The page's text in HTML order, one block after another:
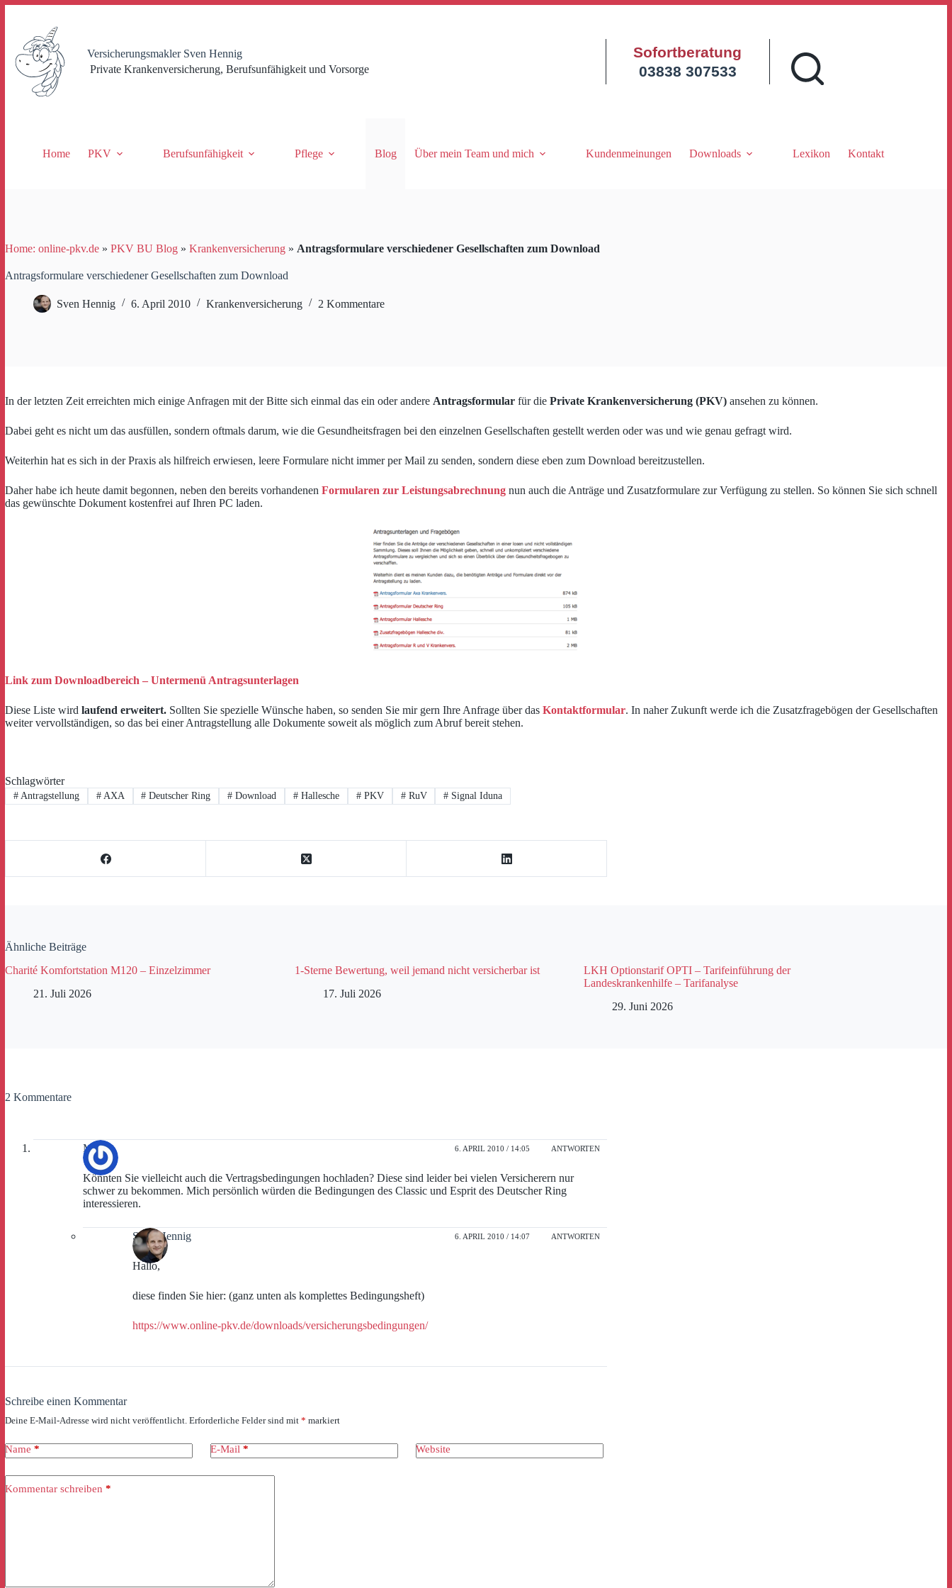
springen
Versicherungsmakler Sven Hennig
Private Krankenversicherung, Berufsunfähigkeit und Vorsorge
Sofortberatung
03838 307533
Home PKV Berufsunfähigkeit Pflege Blog Über mein Team und mich Kundenmeinungen Downloads Lexikon Kontakt
Home: online-pkv.de » PKV BU Blog » Krankenversicherung » Antragsformulare verschiedener Gesellschaften zum Download
Antragsformulare verschiedener Gesellschaften zum Download
Sven Hennig 6. April 2010 Krankenversicherung 2 Kommentare
In der letzten Zeit erreichten mich einige Anfragen mit der Bitte sich einmal das ein oder andere Antragsformular für die Private Krankenversicherung (PKV) ansehen zu können.
Dabei geht es nicht um das ausfüllen, sondern oftmals darum, wie die Gesundheitsfragen bei den einzelnen Gesellschaften gestellt werden oder was und wie genau gefragt wird.
Weiterhin hat es sich in der Praxis als hilfreich erwiesen, leere Formulare nicht immer per Mail zu senden, sondern diese eben zum Download bereitzustellen.
Daher habe ich heute damit begonnen, neben den bereits vorhandenen Formularen zur Leistungsabrechnung nun auch die Anträge und Zusatzformulare zur Verfügung zu stellen. So können Sie sich schnell
das gewünschte Dokument kostenfrei auf Ihren PC laden.
Link zum Downloadbereich – Untermenü Antragsunterlagen
Diese Liste wird laufend erweitert. Sollten Sie spezielle Wünsche haben, so senden Sie mir gern Ihre Anfrage über das Kontaktformular. In naher Zukunft werde ich die Zusatzfragebögen der Gesellschaften
weiter vervollständigen, so das bei einer Antragstellung alle Dokumente soweit als möglich zum Abruf bereit stehen.
Schlagwörter
#Antragstellung #AXA # Deutscher Ring # Download # Hallesche #PKV #RuV # Signal Iduna
Ähnliche Beiträge
Charité Komfortstation M120 – Einzelzimmer
21. Juli 2026
1-Sterne Bewertung, weil jemand nicht versicherbar ist
17. Juli 2026
LKH Optionstarif OPTI – Tarifeinführung der
Landeskrankenhilfe – Tarifanalyse
29. Juni 2026
2 Kommentare
Max 6. APRIL 2010 / 14:05 ANTWORTEN
Könnten Sie vielleicht auch die Vertragsbedingungen hochladen? Diese sind leider bei vielen Versicherern nur
schwer zu bekommen. Mich persönlich würden die Bedingungen des Classic und Esprit des Deutscher Ring
interessieren.
Sven Hennig 6. APRIL 2010 / 14:07 ANTWORTEN
Hallo,
diese finden Sie hier: (ganz unten als komplettes Bedingungsheft)
https://www.online-pkv.de/downloads/versicherungsbedingungen/
Schreibe einen Kommentar
Deine E-Mail-Adresse wird nicht veröffentlicht. Erforderliche Felder sind mit * markiert
Name * E-Mail * Website
Kommentar schreiben *